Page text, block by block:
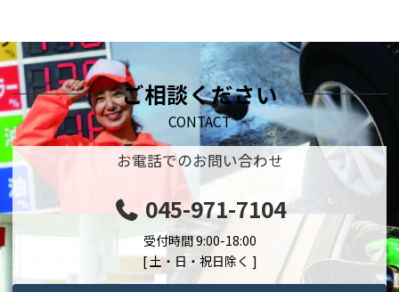
ご相談ください
CONTACT
お電話でのお問い合わせ
045-971-7104
受付時間 9:00-18:00
[ 土・日・祝日除く ]